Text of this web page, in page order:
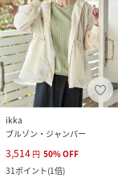
ikka
ブルゾン・ジャンパー
3,514 円 50%OFF
31ポイント(1倍)